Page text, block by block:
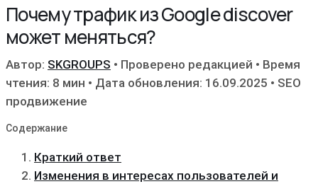
Почему трафик из Google discover
может меняться?
Автор: SKGROUPS • Проверено редакцией • Время
чтения: 8 мин • Дата обновления: 16.09.2025 • SEO
продвижение
Содержание
Краткий ответ
Изменения в интересах пользователей и